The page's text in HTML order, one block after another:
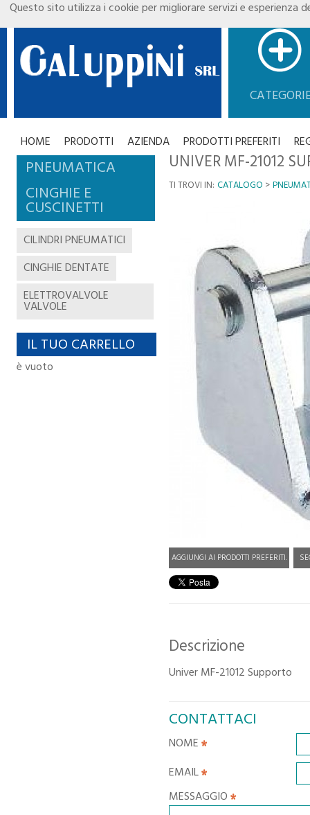
HOME PRODOTTI AZIENDA PRODOTTI PREFERITI
PNEUMATICA
CINGHIE E
CUSCINETTI
CILINDRI PNEUMATICI
CINGHIE DENTATE
ELETTROVALVOLE
VALVOLE
IL TUO CARRELLO
è vuoto
UNIVER MF-21012
TI TROVI IN: CATALOGO
AGGIUNGI AI PRODOTTI PREFERITI.
Descrizione
Univer MF-21012 Supporto
CONTATTACI
NOME
EMAIL
MESSAGGIO
Questo sito utilizza i cookie per migliorare servizi e esperienza